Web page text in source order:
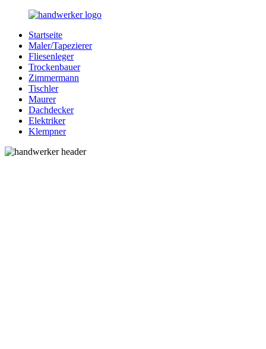
Zurück
Inhalt
Bessere-
Handwerker.de
Handwerker
Ihrer
Nähe
Startseite
Maler/Tapezierer
Fliesenleger
Trockenbauer
Zimmermann
Tischler
Maurer
Dachdecker
Elektriker
Klempner